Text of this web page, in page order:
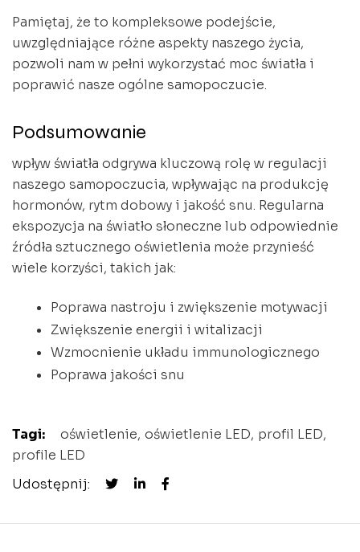
Pamiętaj, że to kompleksowe podejście,
uwzględniające różne aspekty naszego życia,
pozwoli nam w pełni wykorzystać moc światła i
poprawić nasze ogólne samopoczucie.
Podsumowanie
wpływ światła odgrywa kluczową rolę w regulacji
naszego samopoczucia, wpływając na produkcję
hormonów, rytm dobowy i jakość snu. Regularna
ekspozycja na światło słoneczne lub odpowiednie
źródła sztucznego oświetlenia może przynieść
wiele korzyści, takich jak:
Poprawa nastroju i zwiększenie motywacji
Zwiększenie energii i witalizacji
Wzmocnienie układu immunologicznego
Poprawa jakości snu
Tagi: oświetlenie oświetlenie LED profil LED
profile LED
Udostępnij: